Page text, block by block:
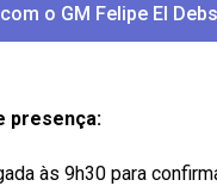
o GM Felipe El Debs
presença:
às 9h30 para